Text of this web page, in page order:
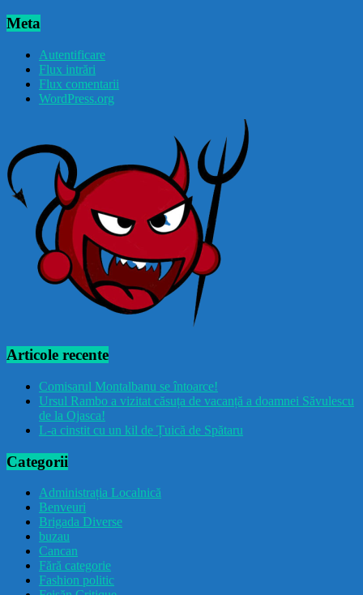
Meta
Autentificare
Flux intrări
Flux comentarii
WordPress.org
Articole recente
Comisarul Montalbanu se întoarce!
Ursul Rambo a vizitat căsuța de vacanță a doamnei Săvulescu
de la Ojasca!
L-a cinstit cu un kil de Țuică de Spătaru
Categorii
Administrația Localnică
Benveuri
Brigada Diverse
buzau
Cancan
Fără categorie
Fashion politic